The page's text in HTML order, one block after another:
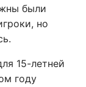
были
но
15-летней
году